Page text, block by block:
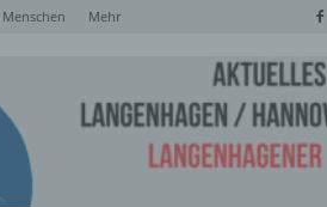
Menschen Mehr